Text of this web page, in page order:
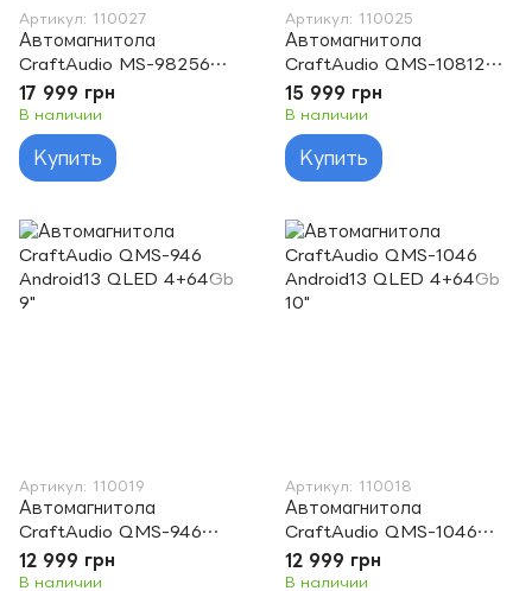
Артикул: 110027
Автомагнитола
CraftAudio MS-98256
Android13 QLED 8+256Gb
9" 2K
17 999 грн
В наличии
Купить
Артикул: 110025
Автомагнитола
CraftAudio QMS-108128
Android13 QLED 8+128Gb
10"
15 999 грн
В наличии
Купить
Артикул: 110019
Автомагнитола
CraftAudio QMS-946
Android13 QLED 4+64Gb
9"
12 999 грн
В наличии
Артикул: 110018
Автомагнитола
CraftAudio QMS-1046
Android13 QLED 4+64Gb
10"
12 999 грн
В наличии